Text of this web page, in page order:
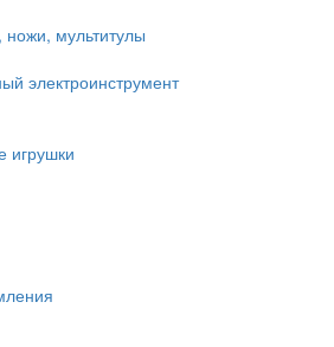
ножи, мультитулы
электроинструмент
игрушки